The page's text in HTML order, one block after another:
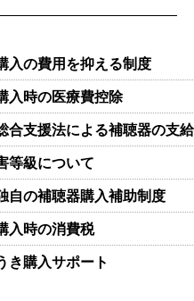
入の費用を抑える制度
入時の医療費控除
合支援法による補聴器の支給
等級について
自の補聴器購入補助制度
入時の消費税
き購入サポート